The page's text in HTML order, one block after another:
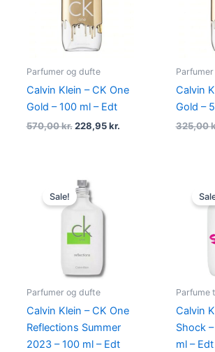
Parfumer og dufte
Calvin Klein – CK One
Gold – 100 ml – Edt
570,00kr. 228,95kr.
Calvin
Gold –
325,00
Sale!
Parfumer og dufte
Calvin Klein – CK One
Reflections Summer
2023 – 100 ml – Edt
Original
price
was:
470,00 kr..
Parfume
Calvin
Shock
ml – Edt